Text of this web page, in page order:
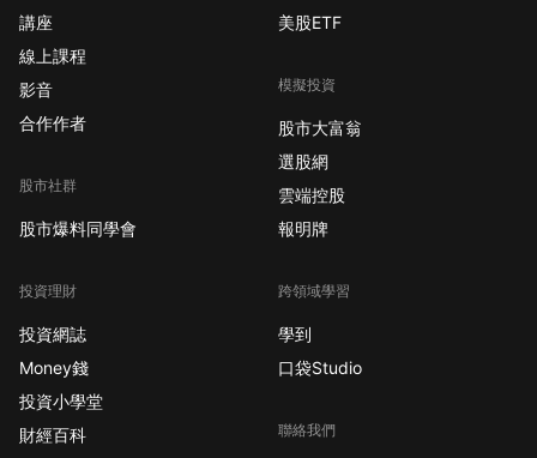
講座
線上課程
影音
合作作者
股市社群
股市爆料同學會
投資理財
投資網誌
Money錢
投資小學堂
財經百科
美股ETF
模擬投資
股市大富翁
選股網
雲端控股
報明牌
跨領域學習
學到
口袋Studio
聯絡我們